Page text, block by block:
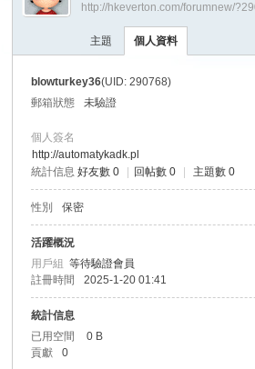
›
http://hkeverton.com/forumnew/
主題 個人資料
blowturkey36(UID: 290768)
郵箱狀態
未驗證
個人簽名
http://automatykadk.pl
統計信息 好友數 0 回帖數 0 主題數 0
性別 保密
活躍概況
用戶組等待驗證會員
註冊時間
2025-1-20 01:41
統計信息
已用空間
0 B
貢獻
0